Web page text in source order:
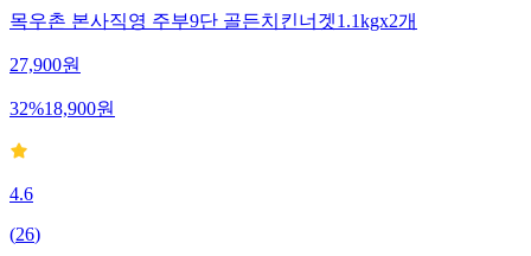
목우촌 본사직영 주부9단 골든치킨너겟1.1kgx2개
27,900원
32%18,900원
4.6
(26)